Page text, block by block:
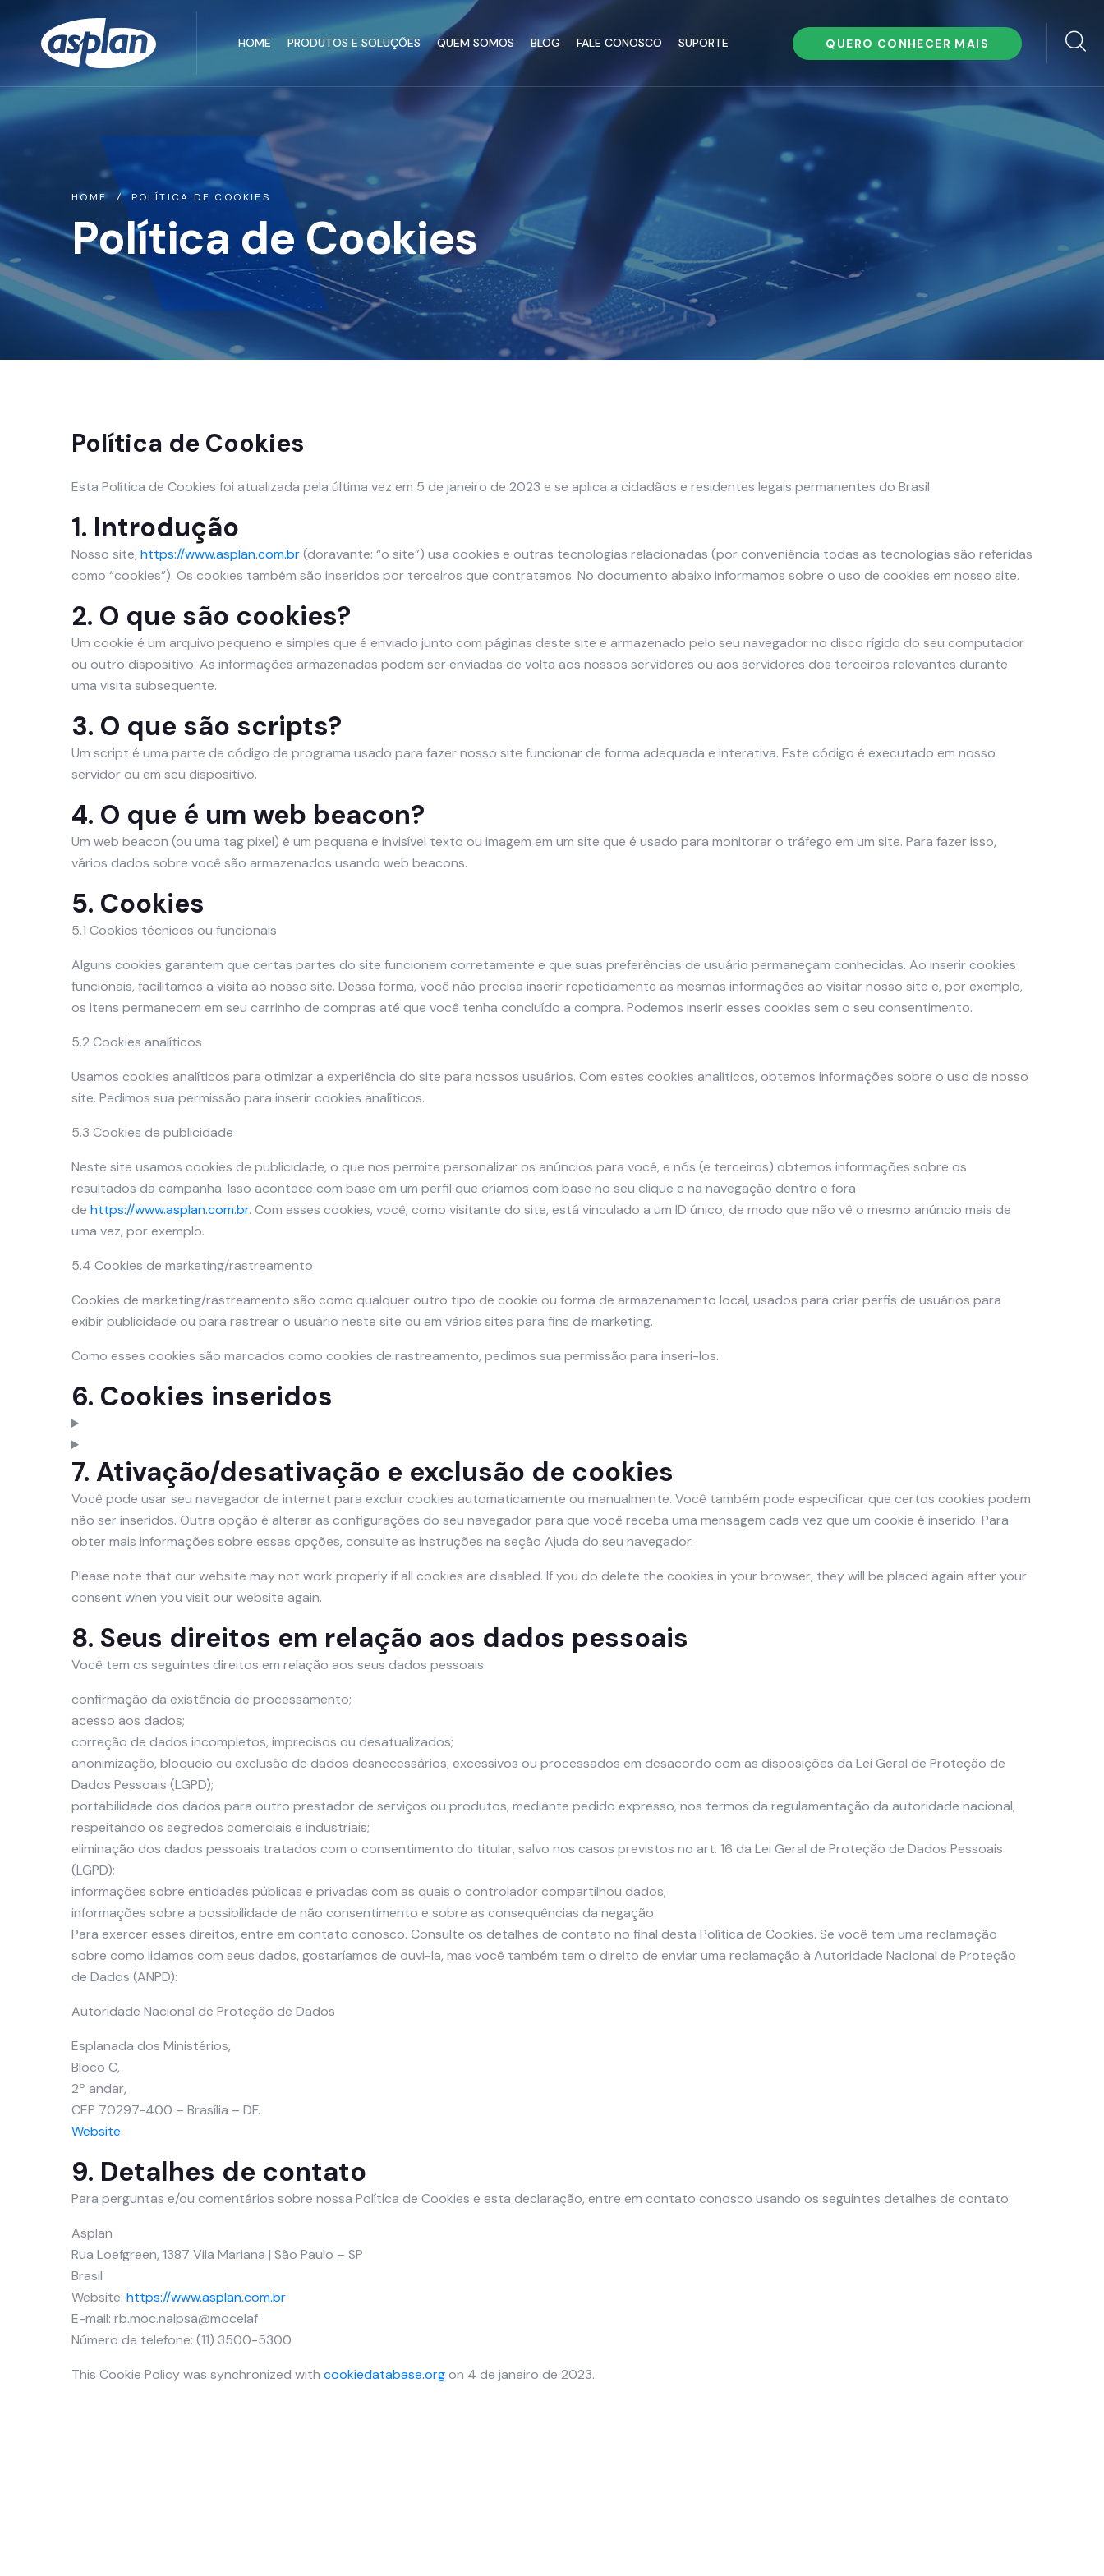
HOME PRODUTOS E SOLUÇÕES QUEM SOMOS BLOG FALE CONOSCO SUPORTE QUERO CONHECER MAIS
HOME POLÍTICA DE COOKIES
Política de Cookies
Política de Cookies
Esta Política de Cookies foi atualizada pela última vez em 5 de janeiro de 2023 e se aplica a cidadãos e residentes legais permanentes do Brasil.
1. Introdução
Nosso site, https://www.asplan.com.br(doravante: “o site”) usa cookies e outras tecnologias relacionadas (por conveniência todas as tecnologias são referidas
como “cookies”). Os cookies também são inseridos por terceiros que contratamos. No documento abaixo informamos sobre o uso de cookies em nosso site.
2. O que são cookies?
Um cookie é um arquivo pequeno e simples que é enviado junto com páginas deste site e armazenado pelo seu navegador no disco rígido do seu computador
ou outro dispositivo. As informações armazenadas podem ser enviadas de volta aos nossos servidores ou aos servidores dos terceiros relevantes durante
uma visita subsequente.
3. O que são scripts?
Um script é uma parte de código de programa usado para fazer nosso site funcionar de forma adequada e interativa. Este código é executado em nosso
servidor ou em seu dispositivo.
4. O que é um web beacon?
Um web beacon (ou uma tag pixel) é um pequena e invisível texto ou imagem em um site que é usado para monitorar o tráfego em um site. Para fazer isso,
vários dados sobre você são armazenados usando web beacons.
5. Cookies
5.1 Cookies técnicos ou funcionais
Alguns cookies garantem que certas partes do site funcionem corretamente e que suas preferências de usuário permaneçam conhecidas. Ao inserir cookies
funcionais, facilitamos a visita ao nosso site. Dessa forma, você não precisa inserir repetidamente as mesmas informações ao visitar nosso site e, por exemplo,
os itens permanecem em seu carrinho de compras até que você tenha concluído a compra. Podemos inserir esses cookies sem o seu consentimento.
5.2 Cookies analíticos
Usamos cookies analíticos para otimizar a experiência do site para nossos usuários. Com estes cookies analíticos, obtemos informações sobre o uso de nosso
site. Pedimos sua permissão para inserir cookies analíticos.
5.3 Cookies de publicidade
Neste site usamos cookies de publicidade, o que nos permite personalizar os anúncios para você, e nós (e terceiros) obtemos informações sobre os
resultados da campanha. Isso acontece com base em um perfil que criamos com base no seu clique e na navegação dentro e fora
de https://www.asplan.com.br. Com esses cookies, você, como visitante do site, está vinculado a um ID único, de modo que não vê o mesmo anúncio mais de
uma vez, por exemplo.
5.4 Cookies de marketing/rastreamento
Cookies de marketing/rastreamento são como qualquer outro tipo de cookie ou forma de armazenamento local, usados para criar perfis de usuários para
exibir publicidade ou para rastrear o usuário neste site ou em vários sites para fins de marketing.
Como esses cookies são marcados como cookies de rastreamento, pedimos sua permissão para inseri-los.
6. Cookies inseridos
7. Ativação/desativação e exclusão de cookies
Você pode usar seu navegador de internet para excluir cookies automaticamente ou manualmente. Você também pode especificar que certos cookies podem
não ser inseridos. Outra opção é alterar as configurações do seu navegador para que você receba uma mensagem cada vez que um cookie é inserido. Para
obter mais informações sobre essas opções, consulte as instruções na seção Ajuda do seu navegador.
Please note that our website may not work properly if all cookies are disabled. If you do delete the cookies in your browser, they will be placed again after your
consent when you visit our website again.
8. Seus direitos em relação aos dados pessoais
Você tem os seguintes direitos em relação aos seus dados pessoais:
confirmação da existência de processamento;
acesso aos dados;
correção de dados incompletos, imprecisos ou desatualizados;
anonimização, bloqueio ou exclusão de dados desnecessários, excessivos ou processados em desacordo com as disposições da Lei Geral de Proteção de
Dados Pessoais (LGPD);
portabilidade dos dados para outro prestador de serviços ou produtos, mediante pedido expresso, nos termos da regulamentação da autoridade nacional,
respeitando os segredos comerciais e industriais;
eliminação dos dados pessoais tratados com o consentimento do titular, salvo nos casos previstos no art. 16 da Lei Geral de Proteção de Dados Pessoais
(LGPD);
informações sobre entidades públicas e privadas com as quais o controlador compartilhou dados;
informações sobre a possibilidade de não consentimento e sobre as consequências da negação.
Para exercer esses direitos, entre em contato conosco. Consulte os detalhes de contato no final desta Política de Cookies. Se você tem uma reclamação
sobre como lidamos com seus dados, gostaríamos de ouvi-la, mas você também tem o direito de enviar uma reclamação à Autoridade Nacional de Proteção
de Dados (ANPD):
Autoridade Nacional de Proteção de Dados
Esplanada dos Ministérios,
Bloco C,
2º andar,
CEP 70297-400 – Brasília – DF.
Website
9. Detalhes de contato
Para perguntas e/ou comentários sobre nossa Política de Cookies e esta declaração, entre em contato conosco usando os seguintes detalhes de contato:
Asplan
Rua Loefgreen, 1387 Vila Mariana | São Paulo – SP
Brasil
Website: https://www.asplan.com.br
E-mail: rb.moc.nalpsa@mocelaf
Número de telefone: (11) 3500-5300
This Cookie Policy was synchronized with cookiedatabase.orgon 4 de janeiro de 2023.